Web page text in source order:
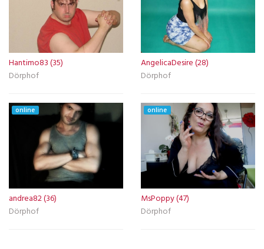
Hantimo83 (35)
Dörphof
AngelicaDesire (28)
Dörphof
online
andrea82 (36)
Dörphof
online
MsPoppy (47)
Dörphof